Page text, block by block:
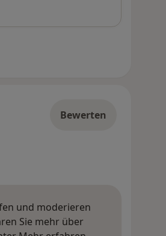
Bewerten
und moderieren
Sie mehr über